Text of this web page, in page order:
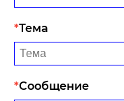
Тема
Сообщение